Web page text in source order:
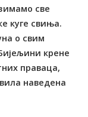
све
куге свиња.
о свим
крене
праваца,
наведена